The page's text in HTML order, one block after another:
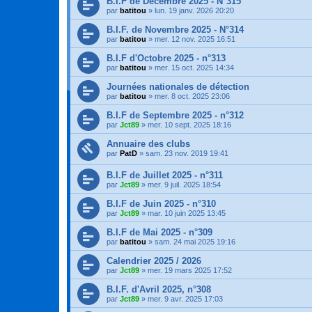
par batitou » lun. 19 janv. 2026 20:20
B.I.F. de Novembre 2025 - N°314
par batitou » mer. 12 nov. 2025 16:51
B.I.F d'Octobre 2025 - n°313
par batitou » mer. 15 oct. 2025 14:34
Journées nationales de détection
par batitou » mer. 8 oct. 2025 23:06
B.I.F de Septembre 2025 - n°312
par Jct89 » mer. 10 sept. 2025 18:16
Annuaire des clubs
par PatD » sam. 23 nov. 2019 19:41
B.I.F de Juillet 2025 - n°311
par Jct89 » mer. 9 juil. 2025 18:54
B.I.F de Juin 2025 - n°310
par Jct89 » mar. 10 juin 2025 13:45
B.I.F de Mai 2025 - n°309
par batitou » sam. 24 mai 2025 19:16
Calendrier 2025 / 2026
par Jct89 » mer. 19 mars 2025 17:52
B.I.F. d'Avril 2025, n°308
par Jct89 » mer. 9 avr. 2025 17:03